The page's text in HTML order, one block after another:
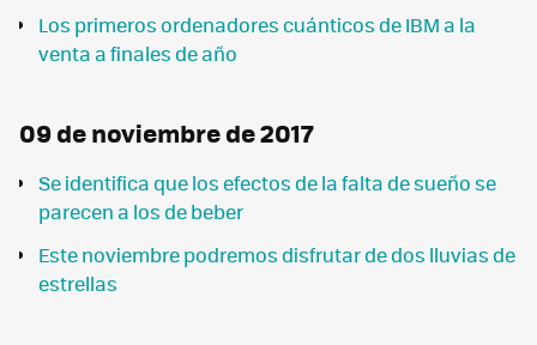
Los primeros ordenadores cuánticos de IBM a la
venta a finales de año
09 de noviembre de 2017
Se identifica que los efectos de la falta de sueño se
parecen a los de beber
Este noviembre podremos disfrutar de dos lluvias de
estrellas